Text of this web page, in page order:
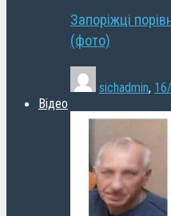
Запоріжці
(фото)
sichadmin,
Відео